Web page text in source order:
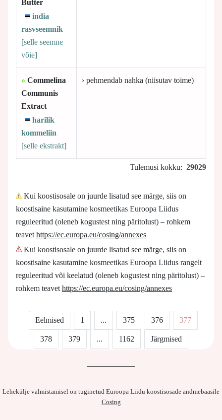
Butter
india
rasvseemnik
[selle seemne
võie]
» Commelina
Communis
Extract
harilik
kommeliin
[selle ekstrakt]
› pehmendab nahka (niisutav toime)
Tulemusi kokku: 29029
Kui koostisosale on juurde lisatud see märge, siis on
koostisaine kasutamine kosmeetikas Euroopa Liidus
reguleeritud (oleneb kogustest ning päritolust) – rohkem
teavet https://ec.europa.eu/cosing/annexes
Kui koostisosale on juurde lisatud see märge, siis on
koostisaine kasutamine kosmeetikas Euroopa Liidus rangelt
reguleeritud või keelatud (oleneb kogustest ning päritolust) –
rohkem teavet https://ec.europa.eu/cosing/annexes
Eelmised 1 ... 375 376 377
378 379 ... 1162 Järgmised
Lehekülje valmistamisel on tuginetud Euroopa Liidu koostisosade andmebaasile
Cosing